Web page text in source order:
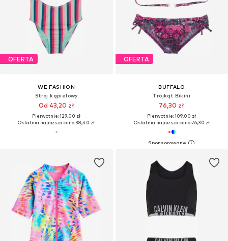
OFERTA
WE FASHION
Strój kąpielowy
Od 43,20 zł
Pierwotnie: 129,00 zł
Ostatnia najniższa cena:38,40 zł
OFERTA
BUFFALO
Trójkąt Bikini
76,30 zł
Pierwotnie: 109,00 zł
Ostatnia najniższa cena:76,30 zł